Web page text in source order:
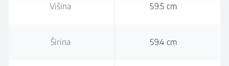
Višina 59.5 cm
Širina 59.4 cm